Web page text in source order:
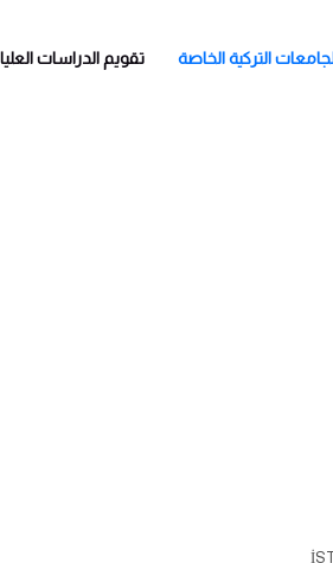
التركية الخاصة تقويم الدراسات العليا